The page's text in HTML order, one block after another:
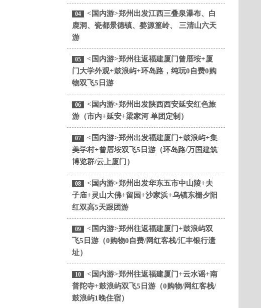
04
<国内游>郑州出发江西三叠泉瀑布、白
鹿洞、瓷都景德镇、婺源篁岭、 三清山六天
游
05
<国内游>郑州往返福建厦门曾厝垵+厦
门大学外观+鼓浪屿+环岛路，纯玩0自费0购
物双飞5日游
06
<国内游>郑州出发陕西西安延安红色旅
游（市内+延安+梁家河 单团定制）
07
<国内游>郑州出发福建厦门+鼓浪屿+集
美学村+曾厝垵双飞5日游（环岛路/万国建筑
博览群/云上厦门）
08
<国内游>郑州出发华东五市中山陵+夫
子庙+灵山大佛+留园+沙家浜+乌镇东栅夕阳
红双高5天跟团游
09
<国内游>郑州往返福建厦门+鼓浪屿双
飞5日游（0购物0自费/网红客栈/汇丰银行遗
址）
10
<国内游>郑州往返福建厦门+云水谣+南
普陀寺+鼓浪屿双飞5日游（0购物/网红客栈/
鼓浪屿1晚住宿）